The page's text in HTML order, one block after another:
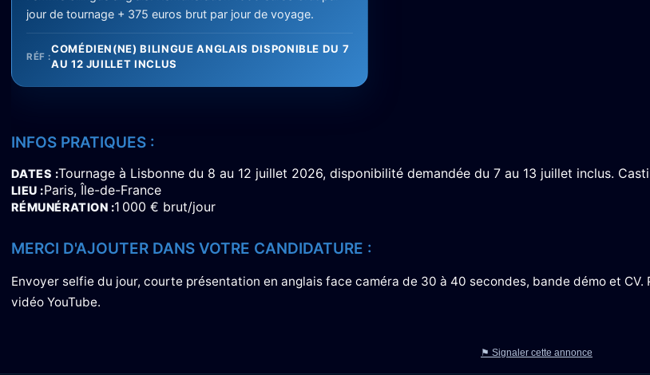
jour de tournage + 375 euros brut par jour de voyage.
RÉF :
COMÉDIEN(NE) BILINGUE ANGLAIS DISPONIBLE DU 7
AU 12 JUILLET INCLUS
INFOS PRATIQUES :
DATES Tournage à Lisbonne du 8 au 12 juillet 2026, disponibilité demandée du 7 au 13 juillet inclus.
LIEU Paris, Île-de-France
RÉMUNÉRATION 1 000 € brut/jour
MERCI D'AJOUTER DANS VOTRE CANDIDATURE :
Envoyer selfie du jour, courte présentation en anglais face caméra de 30 à 40 secondes, bande démo et CV.
vidéo YouTube.
⚑ Signaler cette annonce